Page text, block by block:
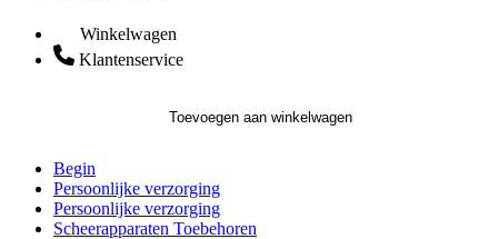
Winkelwagen
Klantenservice
Toevoegen aan winkelwagen
Begin
Persoonlijke verzorging
Persoonlijke verzorging
Scheerapparaten Toebehoren